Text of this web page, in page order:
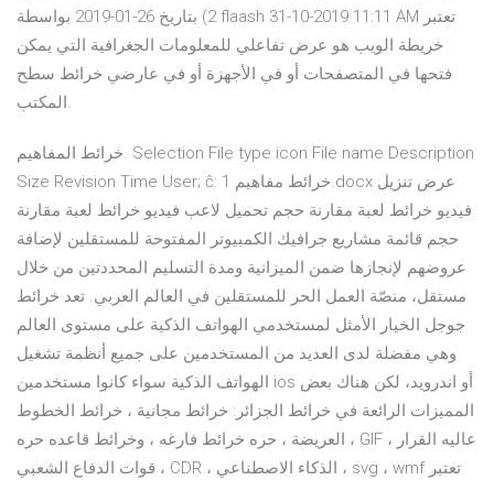
2) بتاريخ 26-01-2019 بواسطة flaash 31-10-2019 11:11 AM تعتبر
خريطة الويب هو عرض تفاعلي للمعلومات الجغرافية التي يمكن
فتحها في المتصفحات أو في الأجهزة أو في عارضي خرائط سطح
المكتب.
خرائط المفاهيم. Selection File type icon File name Description
Size Revision Time User; ĉ: خرائط مفاهيم 1.docx عرض تنزيل
فيديو خرائط لعبة مقارنة حجم تحميل لاعب فيديو خرائط لعبة مقارنة
حجم قائمة مشاريع جرافيك الكمبيوتر المفتوحة للمستقلين لإضافة
عروضهم لإنجازها ضمن الميزانية ومدة التسليم المحددتين من خلال
مستقل، منصّة العمل الحر للمستقلين في العالم العربي. تعد خرائط
جوجل الخيار الأمثل لمستخدمي الهواتف الذكية على مستوى العالم
وهي مفضلة لدى العديد من المستخدمين على جميع أنظمة تشغيل
الهواتف الذكية سواء كانوا مستخدمين ios أو اندرويد، لكن هناك بعض
المميزات الرائعة في خرائط الجزائر: خرائط مجانية ، خرائط الخطوط
العريضة ، حره خرائط فارغه ، وخرائط قاعده حره ، GIF عاليه القرار ،
قوات الدفاع الشعبي ، CDR ، الذكاء الاصطناعي ، svg ، wmf تعتبر